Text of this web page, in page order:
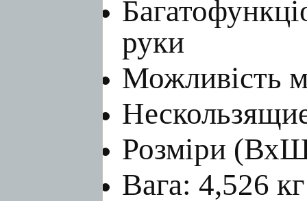
руки
Можливість
Розміри
Вага: 4,526 кг